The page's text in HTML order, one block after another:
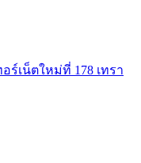
ร์เน็ตใหม่ที่ 178 เทรา